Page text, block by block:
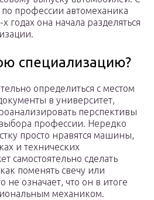
профессии автомеханика
годах она начала разделяться
специализацию?
определиться с местом
в университет,
перспективы
профессии. Нередко
просто нравятся машины,
и технических
самостоятельно сделать
поменять свечу или
не означает, что он в итоге
механиком.